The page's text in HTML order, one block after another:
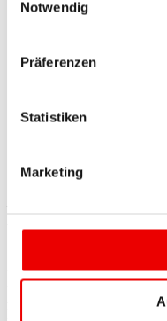
Notwendig
Präferenzen
Statistiken
Marketing
Diskutieren am
die Zukunft der E-
Was ist «V2X-Suisse»?
Das zeitlich begrenzte
2022 bis Frühling 2024.
Autos in den regulären